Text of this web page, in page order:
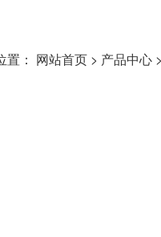
置： 网站首页 > 产品中心